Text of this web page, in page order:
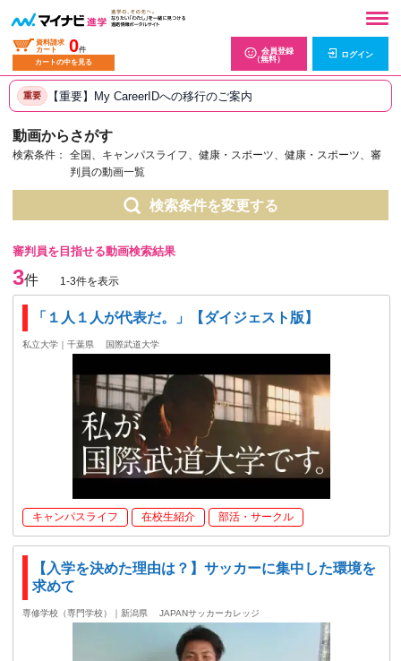
資料請求
カート
0件
カートの中を見る
会員登録
（無料）
ログイン
重要 【重要】My CareerIDへの移行のご案内
動画からさがす
検索条件：
全国、キャンパスライフ、健康・スポーツ、健康・スポーツ、審
判員の動画一覧
検索条件を変更する
審判員を目指せる動画検索結果
3件 1-3件を表示
「１人１人が代表だ。」【ダイジェスト版】
私立大学｜千葉県 国際武道大学
キャンパスライフ 在校生紹介 部活・サークル
【入学を決めた理由は？】サッカーに集中した環境を
求めて
専修学校（専門学校）｜新潟県 JAPANサッカーカレッジ